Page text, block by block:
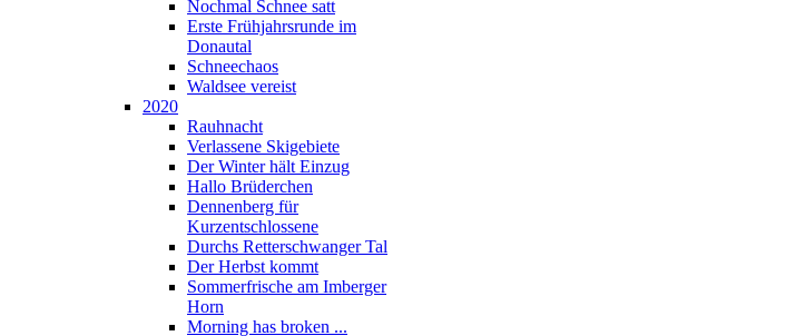
Nochmal Schnee satt
Erste Frühjahrsrunde im
Donautal
Schneechaos
Waldsee vereist
2020
Rauhnacht
Verlassene Skigebiete
Der Winter hält Einzug
Hallo Brüderchen
Dennenberg für
Kurzentschlossene
Durchs Retterschwanger Tal
Der Herbst kommt
Sommerfrische am Imberger
Horn
Morning has broken ...